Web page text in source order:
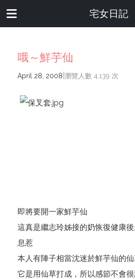
宅女日記
哦～鮮芋仙
April 28, 2008 瀏覽人數 4,139 次
即將要開一家鮮芋仙
這真是繼志玲姊接的奶恢復健康
息惹
本人有陣子相當沈迷於鮮芋仙的
它是用仙草打成，所以感節不會